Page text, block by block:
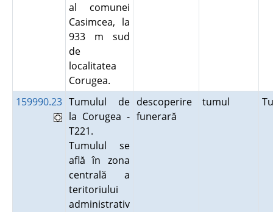
al comunei
Casimcea, la
933 m sud
de
localitatea
Corugea.
159990.23 Tumulul de
la Corugea -
T221.
Tumulul se
află în zona
centrală a
teritoriului
administrativ
descoperire
funerară
tumul